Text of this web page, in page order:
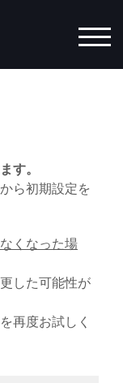
モバ
す。
ら初期設定を
くなった場
した可能性が
再度お試しく